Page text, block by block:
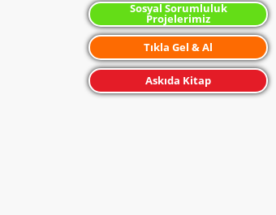
Sosyal Sorumluluk
Projelerimiz
Tıkla Gel & Al
Askıda Kitap